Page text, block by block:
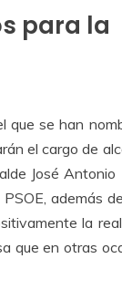
para la
que se han
el cargo de
José Antonio
además
la
que en otras